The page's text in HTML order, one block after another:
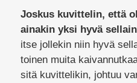
Joskus kuvittelin, että
ainakin yksi hyvä
itse jollekin niin hyvä
toinen muita
sitä kuvittelikin, johtuu